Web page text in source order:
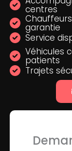
centres
garantie
Service
Véhicules
patients
Trajets